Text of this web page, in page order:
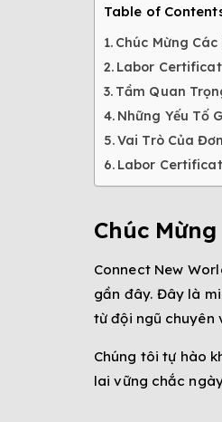
Table of
Chúc Mừng
Labor
Tầm Quan
Những Yếu Tố
Vai Trò Của
Labor
Chúc
Connect New
gần đây. Đây là
từ đội ngũ chuyên
Chúng tôi tự hào
lai vững chắc